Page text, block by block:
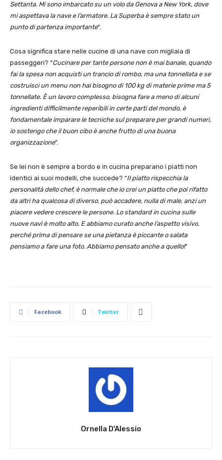
Settanta. Mi sono imbarcato su un volo da Genova a New York, dove
mi aspettava la nave e l’armatore. La Superba è sempre stato un
punto di partenza importante”.
Cosa significa stare nelle cucine di una nave con migliaia di
passeggeri? “Cucinare per tante persone non è mai banale, quando
fai la spesa non acquisti un trancio di rombo, ma una tonnellata e se
costruisci un menu non hai bisogno di 100 kg di materie prime ma 5
tonnellate. È un lavoro complesso, bisogna fare a meno di alcuni
ingredienti difficilmente reperibili in certe parti del mondo, è
fondamentale imparare le tecniche sul preparare per grandi numeri,
io sostengo che il buon cibo è anche frutto di una buona
organizzazione”.
Se lei non è sempre a bordo e in cucina preparano i piatti non
identici ai suoi modelli, che succede? “Il piatto rispecchia la
personalità dello chef, è normale che io crei un piatto che poi rifatto
da altri ha qualcosa di diverso, può accadere, nulla di male, anzi un
piacere vedere crescere le persone. Lo standard in cucina sulle
nuove navi è molto alto. E abbiamo curato anche l’aspetto visivo,
perché prima di pensare se una pietanza è piccante o salata
pensiamo a fare una foto. Abbiamo pensato anche a quello!“
Facebook Twitter
Ornella D'Alessio